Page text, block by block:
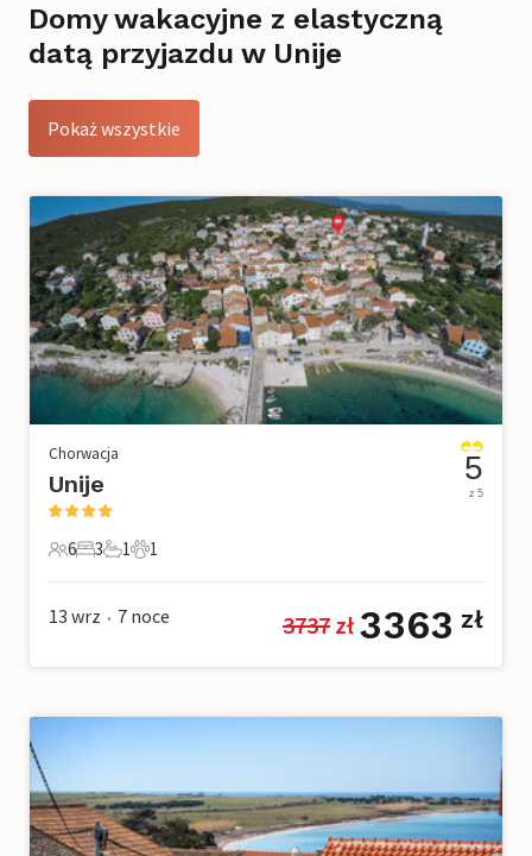
Domy wakacyjne z elastyczną
datą przyjazdu w Unije
Pokaż wszystkie
Chorwacja
Unije
6 Goście
6
3 Sypialnie
3
1 Łazienka
1
1 Zwierzę domowe
1
5
z 5
13 wrz • 7 noce 3737 zł 3363 zł